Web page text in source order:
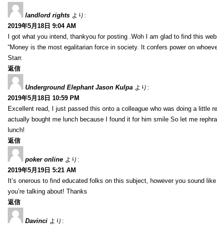
landlord rights より:
2019年5月18日 9:04 AM
I got what you intend, thankyou for posting .Woh I am glad to find this
“Money is the most egalitarian force in society. It confers power on
Starr.
返信
Underground Elephant Jason Kulpa より:
2019年5月18日 10:59 PM
Excellent read, I just passed this onto a colleague who was doing a little
actually bought me lunch because I found it for him smile So let me
lunch!
返信
poker online より:
2019年5月19日 5:21 AM
It’s onerous to find educated folks on this subject, however you sound
you’re talking about! Thanks
返信
Davinci より: